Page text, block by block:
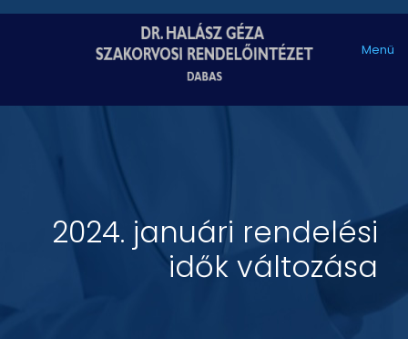
Menü
2024. januári rendelési
idők változása